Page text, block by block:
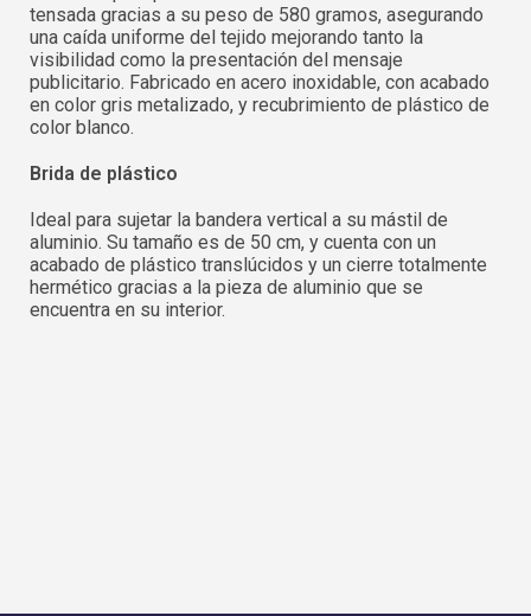
Recuperar contraseña
Crear cuenta
tensada gracias a su peso de 580 gramos, asegurando
una caída uniforme del tejido mejorando tanto la
visibilidad como la presentación del mensaje
publicitario. Fabricado en acero inoxidable, con acabado
en color gris metalizado, y recubrimiento de plástico de
color blanco.
Brida de plástico
Ideal para sujetar la bandera vertical a su mástil de
aluminio. Su tamaño es de 50 cm, y cuenta con un
acabado de plástico translúcidos y un cierre totalmente
hermético gracias a la pieza de aluminio que se
encuentra en su interior.